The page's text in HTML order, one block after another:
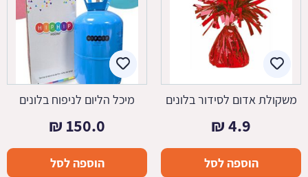
משקולת אדום לסידור בלונים
4.9
₪
הוספה לסל
מיכל הליום לניפוח בלונים
150.0
₪
הוספה לסל